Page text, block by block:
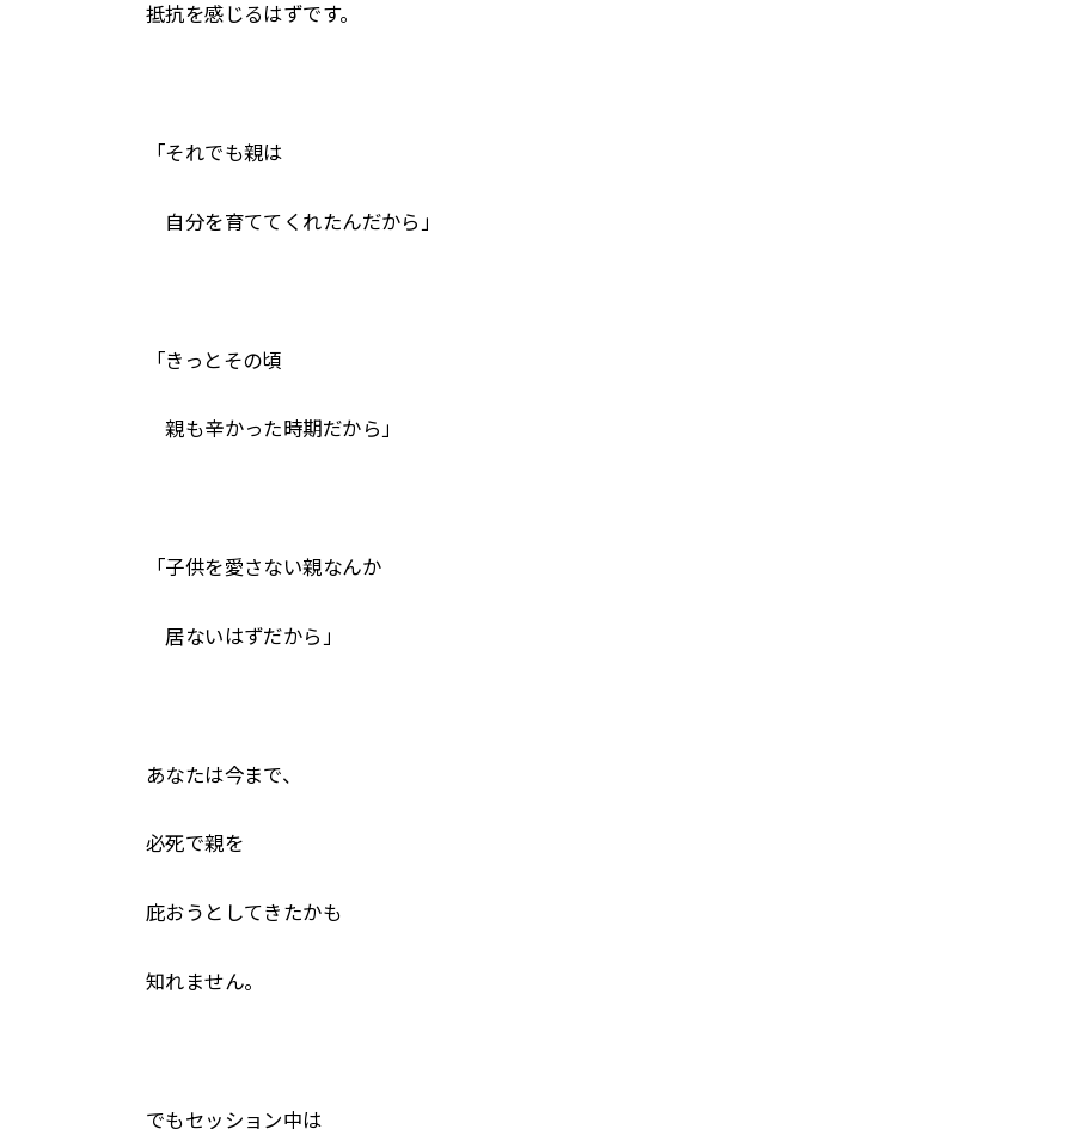
抵抗を感じるはずです。
「それでも親は
自分を育ててくれたんだから」
「きっとその頃
親も辛かった時期だから」
「子供を愛さない親なんか
居ないはずだから」
あなたは今まで、
必死で親を
庇おうとしてきたかも
知れません。
でもセッション中は